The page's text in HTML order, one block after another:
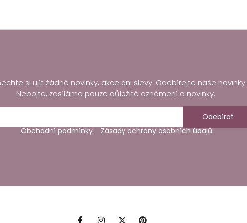
si ujít žádné novinky, akce ani slevy. Odebírejte naše novinky.
Nebojte, zasíláme pouze důležité oznámení a novinky.
Odebírat
Obchodní podmínky
Zásady ochrany osobních údajů